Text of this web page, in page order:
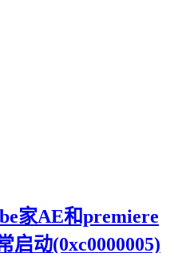
家AE和premiere
启动(0xc0000005)